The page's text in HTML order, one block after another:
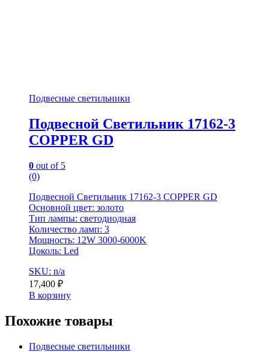
Подвесные светильники
Подвесной Светильник 17162-3
COPPER GD
0 out of 5
(0)
Подвесной Светильник 17162-3 COPPER GD
Основной цвет: золото
Тип лампы: светодиодная
Количество ламп: 3
Мощность: 12W 3000-6000K
Цоколь: Led
SKU: n/a
17,400 ₽
В корзину
Похожие товары
Подвесные светильники